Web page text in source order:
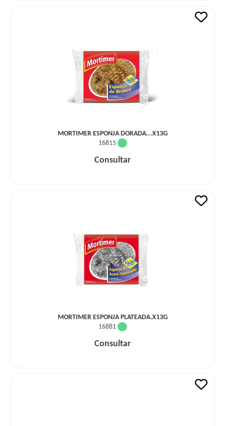
MORTIMER ESPONJA DORADA...X13G
16815
Consultar
MORTIMER ESPONJA PLATEADA.X13G
16881
Consultar